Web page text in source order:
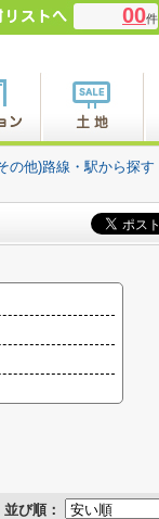
00件
の他)路線・駅から探す
並び順：